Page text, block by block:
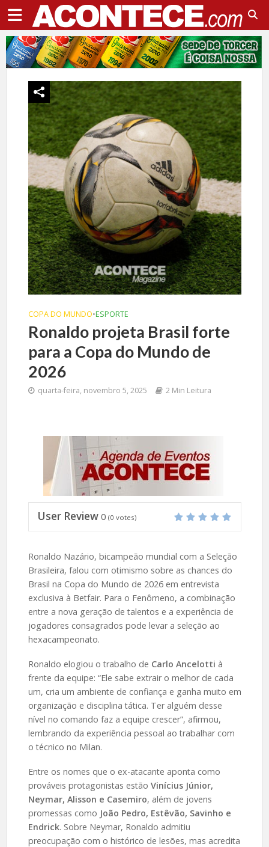
COPA DO MUNDO•ESPORTE
Ronaldo projeta Brasil forte
para a Copa do Mundo de
2026
quarta-feira, novembro 5, 2025 2 Min Leitura
User Review 0 (0 votes)
Ronaldo Nazário, bicampeão mundial com a Seleção
Brasileira, falou com otimismo sobre as chances do
Brasil na Copa do Mundo de 2026 em entrevista
exclusiva à Betfair. Para o Fenômeno, a combinação
entre a nova geração de talentos e a experiência de
jogadores consagrados pode levar a seleção ao
hexacampeonato.
Ronaldo elogiou o trabalho de Carlo Ancelotti à
frente da equipe: “Ele sabe extrair o melhor de cada
um, cria um ambiente de confiança e ganha muito em
organização e disciplina tática. Ter alguém desse
nível no comando faz a equipe crescer”, afirmou,
lembrando da experiência pessoal ao trabalhar com
o técnico no Milan.
Entre os nomes que o ex-atacante aponta como
prováveis protagonistas estão Vinícius Júnior,
Neymar, Alisson e Casemiro, além de jovens
promessas como João Pedro, Estêvão, Savinho e
Endrick. Sobre Neymar, Ronaldo admitiu
preocupação com o histórico de lesões, mas acredita